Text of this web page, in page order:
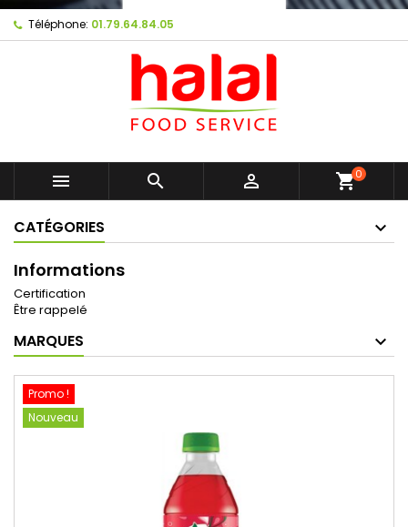
Téléphone: 01.79.64.84.05
   shopping_cart0
CATÉGORIES
Informations
Certification
Être rappelé
MARQUES
Promo !
Nouveau